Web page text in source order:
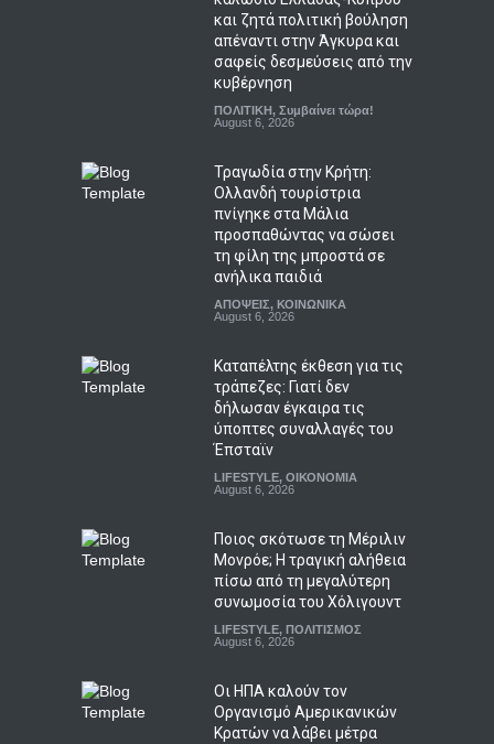
και ζητά πολιτική βούληση
απέναντι στην Άγκυρα και
σαφείς δεσμεύσεις από την
κυβέρνηση
ΠΟΛΙΤΙΚΗ, Συμβαίνει τώρα!
August 6, 2026
Τραγωδία στην Κρήτη:
Ολλανδή τουρίστρια
πνίγηκε στα Μάλια
προσπαθώντας να σώσει
τη φίλη της μπροστά σε
ανήλικα παιδιά
ΑΠΟΨΕΙΣ, ΚΟΙΝΩΝΙΚΑ
August 6, 2026
Καταπέλτης έκθεση για τις
τράπεζες: Γιατί δεν
δήλωσαν έγκαιρα τις
ύποπτες συναλλαγές του
Έπσταϊν
LIFESTYLE, ΟΙΚΟΝΟΜΙΑ
August 6, 2026
Ποιος σκότωσε τη Μέριλιν
Μονρόε; Η τραγική αλήθεια
πίσω από τη μεγαλύτερη
συνωμοσία του Χόλιγουντ
LIFESTYLE, ΠΟΛΙΤΙΣΜΟΣ
August 6, 2026
Οι ΗΠΑ καλούν τον
Οργανισμό Αμερικανικών
Κρατών να λάβει μέτρα